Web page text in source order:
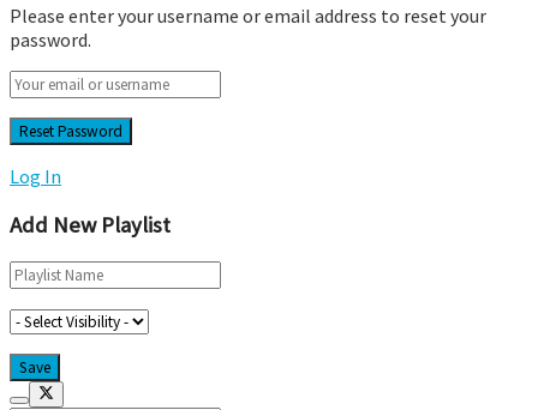
Please enter your username or email address to reset your
password.
Log In
Add New Playlist